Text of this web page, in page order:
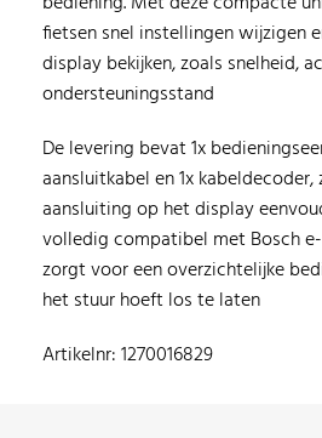
fietsen snel instellingen wijzigen
display bekijken, zoals snelheid,
ondersteuningsstand
De levering bevat 1x
aansluitkabel en 1x
aansluiting op het display
volledig compatibel met Bosch
zorgt voor een overzichtelijke
het stuur hoeft los te laten
Artikelnr: 1270016829